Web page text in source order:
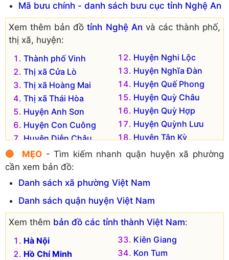
Xã Giang Sơn Tây
Xã Hiến Sơn
Xã Hòa Sơn
Xã Hồng Sơn
Xã Lạc Sơn
Xã Lam Sơn
Xã Lưu Sơn
Xã Thượng Sơn
Xã Tràng Sơn
Xã Văn Sơn
Xã Xuân Sơn
Xã Yên Sơn
Mã bưu chính - danh sách bưu cục tỉnh Nghệ An
Xem thêm bản đồtỉnh Nghệ An và các thành phố,
thị xã, huyện:
Thành phố Vinh
Thị xã Cửa Lò
Thị xã Hoàng Mai
Thị xã Thái Hòa
Huyện Anh Sơn
Huyện Con Cuông
Huyện Diễn Châu
Huyện Đô Lương
Huyện Hưng Nguyên
Huyện Kỳ Sơn
Huyện Nghi Lộc
Huyện Nghĩa Đàn
Huyện Quế Phong
Huyện Quỳ Châu
Huyện Quỳ Hợp
Huyện Quỳnh Lưu
Huyện Tân Kỳ
Huyện Thanh Chương
Huyện Yên Thành
🔴 MẸO- Tìm kiếm nhanh quận huyện xã phường
cần xem bản đồ:
Danh sách xã phường Việt Nam
Danh sách quận huyện Việt Nam
Xem thêm bản đồ các tỉnh thành Việt Nam:
Hà Nội
Hồ Chí Minh
Kiên Giang
Kon Tum